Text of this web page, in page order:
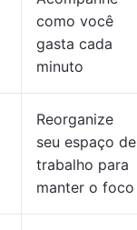
como você
gasta cada
minuto
Reorganize
seu espaço de
trabalho para
manter o foco